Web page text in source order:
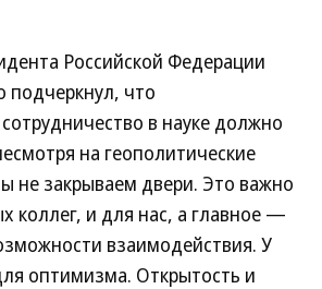
Российской Федерации
подчеркнул, что
в науке должно
на геополитические
не закрываем двери. Это важно
коллег, и для нас, а главное —
взаимодействия. У
оптимизма. Открытость и